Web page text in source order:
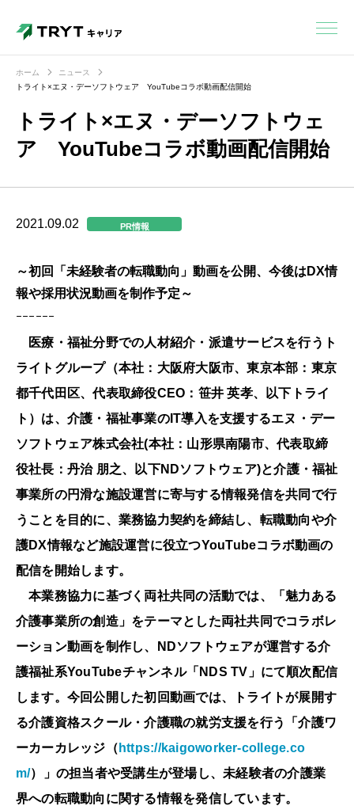
ホーム
ニュース
トライト×エヌ・デーソフトウェア YouTubeコラボ動画配信開始
トライト×エヌ・デーソフトウェ
ア YouTubeコラボ動画配信開始
2021.09.02 PR情報
～初回「未経験者の転職動向」動画を公開、今後はDX情
報や採用状況動画を制作予定～
ｰｰｰｰｰｰ
医療・福祉分野での⼈材紹介・派遣サービスを行うト
ライトグループ（本社：大阪府大阪市、東京本部：東京
都千代田区、代表取締役CEO：笹井 英孝、以下トライ
ト）は、介護・福祉事業のIT導入を支援するエヌ・デー
ソフトウェア株式会社(本社：山形県南陽市、代表取締
役社長：丹治 朋之、以下NDソフトウェア)と介護・福祉
事業所の円滑な施設運営に寄与する情報発信を共同で行
うことを目的に、業務協力契約を締結し、転職動向や介
護DX情報など施設運営に役立つYouTubeコラボ動画の
配信を開始します。
本業務協力に基づく両社共同の活動では、「魅⼒ある
介護事業所の創造」をテーマとした両社共同でコラボレ
ーション動画を制作し、NDソフトウェアが運営する介
護福祉系YouTubeチャンネル「NDS TV」にて順次配信
します。今回公開した初回動画では、トライトが展開す
る介護資格スクール・介護職の就労支援を行う「介護ワ
ーカーカレッジ（ https://kaigoworker-college.co
m/）」の担当者や受講生が登場し、未経験者の介護業
界への転職動向に関する情報を発信しています。